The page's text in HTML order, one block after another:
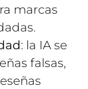
marcas
: la IA se
falsas,